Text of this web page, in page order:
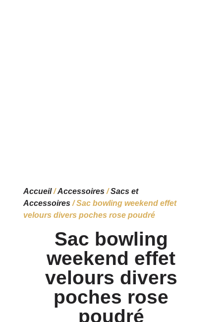
Accueil/Accessoires/Sacs et
Accessoires/ Sac bowling weekend effet
velours divers poches rose poudré
Sac bowling
weekend effet
velours divers
poches rose
poudré